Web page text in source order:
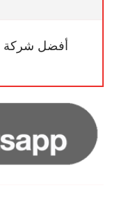
أفضل شركة